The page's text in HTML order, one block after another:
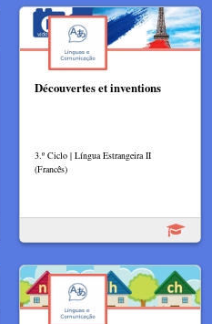
Découvertes et inventions
3.º Ciclo | Língua Estrangeira II
(Francês)